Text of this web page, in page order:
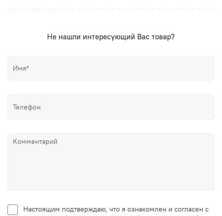
Не нашли интересующий Вас товар?
Настоящим подтверждаю, что я ознакомлен и согласен с